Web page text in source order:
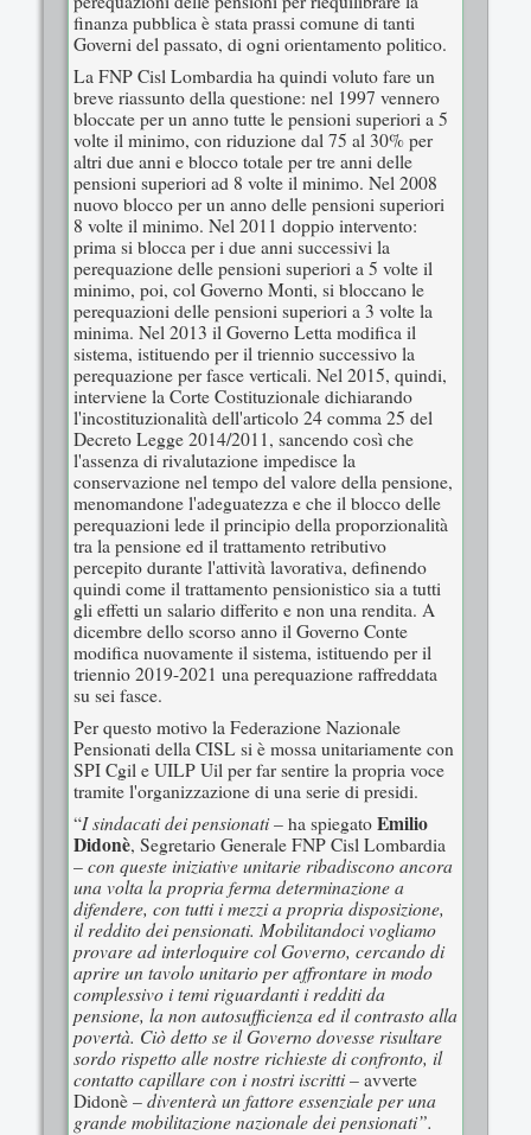
finanza pubblica è stata prassi comune di tanti
Governi del passato, di ogni orientamento politico.
La FNP Cisl Lombardia ha quindi voluto fare un
breve riassunto della questione: nel 1997 vennero
bloccate per un anno tutte le pensioni superiori a 5
volte il minimo, con riduzione dal 75 al 30% per
altri due anni e blocco totale per tre anni delle
pensioni superiori ad 8 volte il minimo. Nel 2008
nuovo blocco per un anno delle pensioni superiori
8 volte il minimo. Nel 2011 doppio intervento:
prima si blocca per i due anni successivi la
perequazione delle pensioni superiori a 5 volte il
minimo, poi, col Governo Monti, si bloccano le
perequazioni delle pensioni superiori a 3 volte la
minima. Nel 2013 il Governo Letta modifica il
sistema, istituendo per il triennio successivo la
perequazione per fasce verticali. Nel 2015, quindi,
interviene la Corte Costituzionale dichiarando
l'incostituzionalità dell'articolo 24 comma 25 del
Decreto Legge 2014/2011, sancendo così che
l'assenza di rivalutazione impedisce la
conservazione nel tempo del valore della pensione,
menomandone l'adeguatezza e che il blocco delle
perequazioni lede il principio della proporzionalità
tra la pensione ed il trattamento retributivo
percepito durante l'attività lavorativa, definendo
quindi come il trattamento pensionistico sia a tutti
gli effetti un salario differito e non una rendita. A
dicembre dello scorso anno il Governo Conte
modifica nuovamente il sistema, istituendo per il
triennio 2019-2021 una perequazione raffreddata
su sei fasce.
Per questo motivo la Federazione Nazionale
Pensionati della CISL si è mossa unitariamente con
SPI Cgil e UILP Uil per far sentire la propria voce
tramite l'organizzazione di una serie di presidi.
“I sindacati dei pensionati– ha spiegato Emilio
Didonè, Segretario Generale FNP Cisl Lombardia
– con queste iniziative unitarie ribadiscono ancora
una volta la propria ferma determinazione a
difendere, con tutti i mezzi a propria disposizione,
il reddito dei pensionati. Mobilitandoci vogliamo
provare ad interloquire col Governo, cercando di
aprire un tavolo unitario per affrontare in modo
complessivo i temi riguardanti i redditi da
pensione, la non autosufficienza ed il contrasto alla
povertà. Ciò detto se il Governo dovesse risultare
sordo rispetto alle nostre richieste di confronto, il
contatto capillare con i nostri iscritti– avverte
Didonè – diventerà un fattore essenziale per una
grande mobilitazione nazionale dei pensionati”.